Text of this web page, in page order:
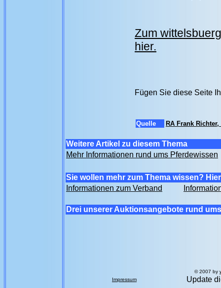
Zum
hier.
Fügen Sie diese Seite
Quelle RA Frank
Weitere Artikel zu diesem Thema
Mehr Informationen rund ums Pferdewissen
Sie wollen mehr zum Thema wissen?
Informationen zum Verband
Drei unserer Auktionsangebote rund
Impressum
© 2007 by
Update